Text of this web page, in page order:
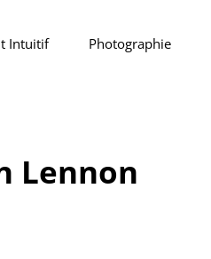
Intuitif Photographie
Lennon